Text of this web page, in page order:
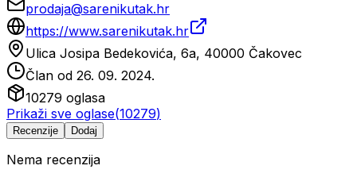
prodaja@sarenikutak.hr
https://www.sarenikutak.hr
Ulica Josipa Bedekovića, 6a, 40000 Čakovec
Član od 26. 09. 2024.
10279 oglasa
Prikaži sve oglase(10279)
Recenzije Dodaj
Nema recenzija